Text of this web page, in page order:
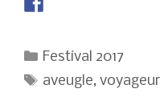
Catégories
Festival 2017
Étiquettes
aveugle,voyageur